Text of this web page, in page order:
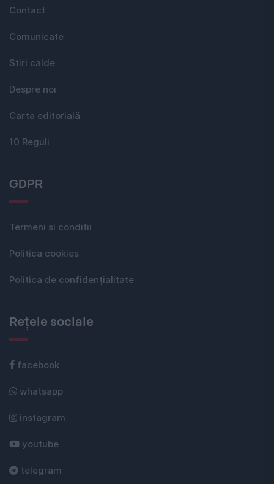
Contact
Comunicate
Stiri calde
Despre noi
Carta editorială
10 Reguli
GDPR
Termeni si conditii
Politica cookies
Politica de confidențialitate
Rețele sociale
facebook
whatsapp
instagram
youtube
telegram